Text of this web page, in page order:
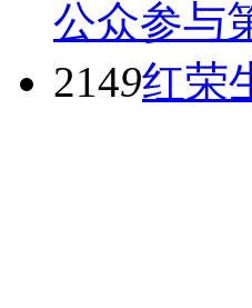
公众参与
2149红荣